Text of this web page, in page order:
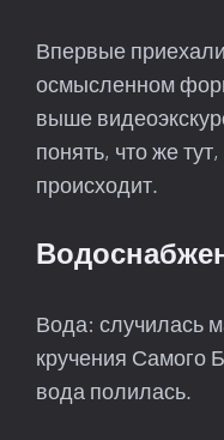
Впервые
осмысленном
выше
понять, что же
происходит.
Вода: случилась
кручения Самого
вода полилась.